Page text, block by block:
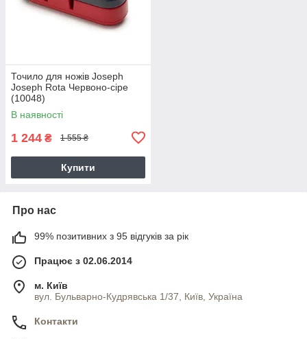
Точило для ножів Joseph
Joseph Rota Червоно-сіре
(10048)
В наявності
1 244 ₴ 1 555 ₴
Купити
Про нас
99% позитивних з 95 відгуків за рік
Працює з 02.06.2014
м. Київ
вул. Бульварно-Кудрявська 1/37, Київ, Україна
Контакти